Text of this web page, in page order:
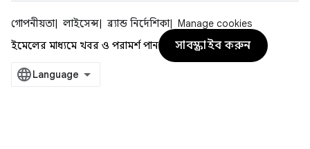
গোপনীয়তা লাইসেন্স ব্র্যান্ড নির্দেশিকা
Manage cookies
ইমেলের মাধ্যমে খবর ও পরামর্শ পান
সাবস্ক্রাইব করুন